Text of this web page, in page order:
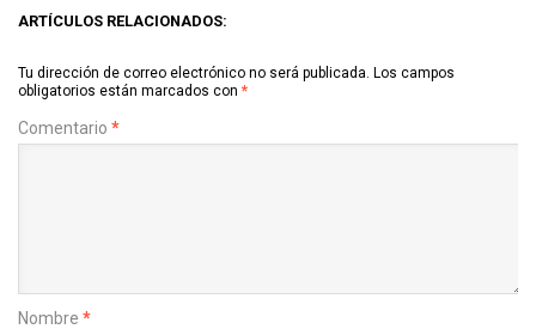
ARTÍCULOS RELACIONADOS:
Tu dirección de correo electrónico no será publicada. Los campos
obligatorios están marcados con *
Comentario *
Nombre *